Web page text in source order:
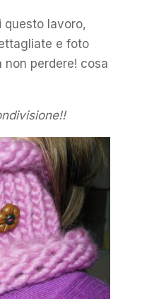
questo lavoro,
e foto
non perdere! cosa